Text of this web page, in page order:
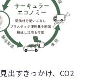
出すきっかけ、CO2